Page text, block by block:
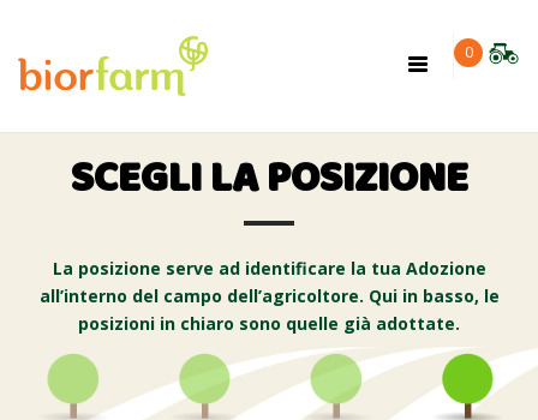
0
Toggle
SCEGLI LA POSIZIONE
La posizione serve ad identificare la tua Adozione
all’interno del campo dell’agricoltore. Qui in basso, le
posizioni in chiaro sono quelle già adottate.